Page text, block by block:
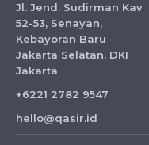
Jl. Jend. Sudirman Kav
52-53, Senayan,
Kebayoran Baru
Jakarta Selatan, DKI
Jakarta
+6221 2782 9547
hello@qasir.id